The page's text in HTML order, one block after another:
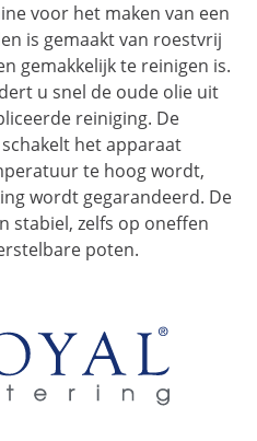
voor het maken van een
is gemaakt van roestvrij
gemakkelijk te reinigen is.
u snel de oude olie uit
reiniging. De
het apparaat
te hoog wordt,
wordt gegarandeerd. De
stabiel, zelfs op oneffen
poten.